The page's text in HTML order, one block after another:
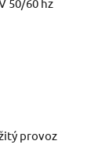
provoz